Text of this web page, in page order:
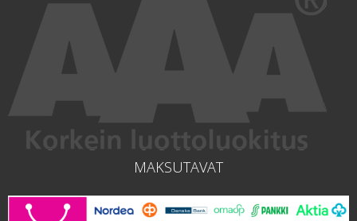
MAKSUTAVAT